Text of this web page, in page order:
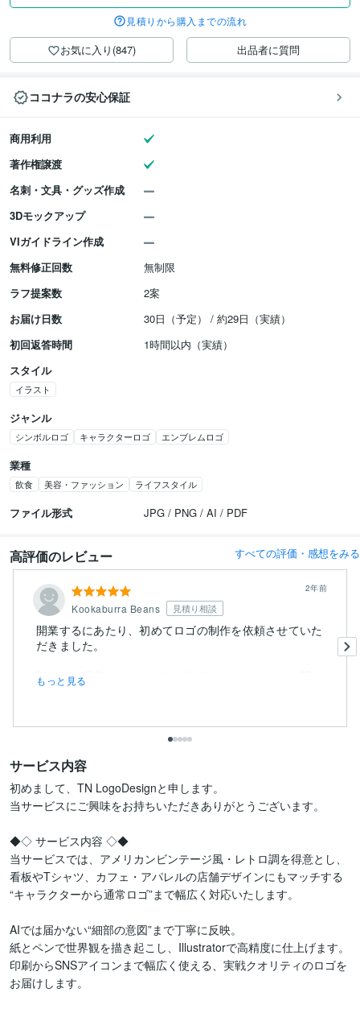
見積りから購入までの流れ
お気に入り(847) 出品者に質問
ココナラの安心保証
商用利用
著作権譲渡
名刺・文具・グッズ作成
3Dモックアップ
VIガイドライン作成
無料修正回数
無制限
ラフ提案数
2案
お届け日数
30日（予定） / 約29日（実績）
初回返答時間
1時間以内（実績）
スタイル
イラスト
ジャンル
シンボルロゴ キャラクターロゴ エンブレムロゴ
業種
飲食 美容・ファッション ライフスタイル
ファイル形式 JPG / PNG / AI / PDF
高評価のレビュー すべての評価・感想をみる
Kookaburra Beans 見積り相談
2年前
開業するにあたり、初めてロゴの制作を依頼させていた
だきました。
初めてで不安もありながらの依頼だったのですが、聞き
取り...
もっと見る
サービス内容
初めまして、TN LogoDesignと申します。
当サービスにご興味をお持ちいただきありがとうございます。
◆◇ サービス内容 ◇◆
当サービスでは、アメリカンビンテージ風・レトロ調を得意とし、
看板やTシャツ、カフェ・アパレルの店舗デザインにもマッチする
“キャラクターから通常ロゴ”まで幅広く対応いたします。
AIでは届かない“細部の意図”まで丁寧に反映。
紙とペンで世界観を描き起こし、Illustratorで高精度に仕上げます。
印刷からSNSアイコンまで幅広く使える、実戦クオリティのロゴを
お届けします。